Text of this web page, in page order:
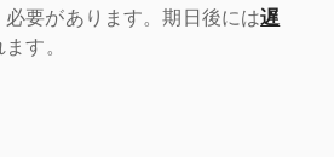
要があります。期日後には遅
す。